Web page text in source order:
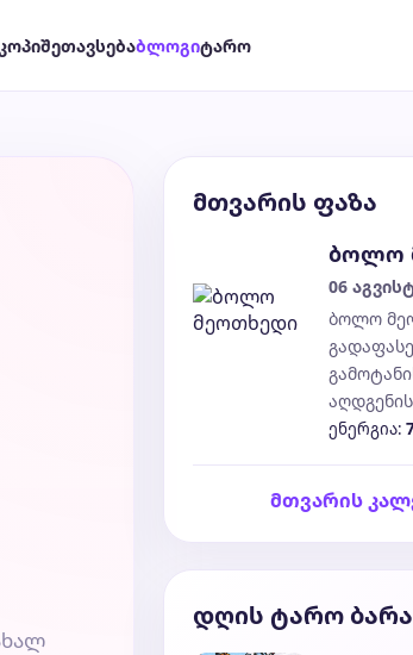
შეთავსებაბლოგიტარო
მთვარის ფაზა
ბოლო
06
ბოლო
ენერგია:
მთვარის
დღის ტარო